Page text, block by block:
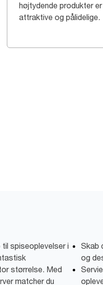
højtydende produkter
attraktive og pålidelige.
spiseoplevelser i
størrelse. Med
matcher du
Skab
og